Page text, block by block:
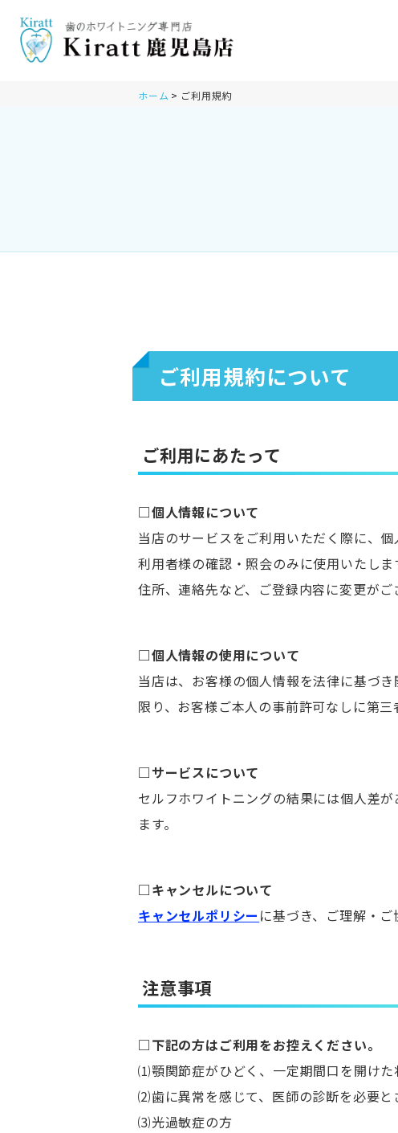
ホーム ご利用規約
ご利用規約について
ご利用にあたって
□個人情報について
当店のサービスをご利用いただく際に、
利用者様の確認・照会のみに使用いたしま
住所、連絡先など、ご登録内容に変更がご
□個人情報の使用について
当店は、お客様の個人情報を法律に基づ
限り、お客様ご本人の事前許可なしに第
□サービスについて
セルフホワイトニングの結果には個人差
ます。
□キャンセルについて
キャンセルポリシー に基づき、ご理解・ご
注意事項
□下記の方はご利用をお控えください。
⑴顎関節症がひどく、一定期間口を開けた
⑵歯に異常を感じて、医師の診断を必要と
⑶光過敏症の方